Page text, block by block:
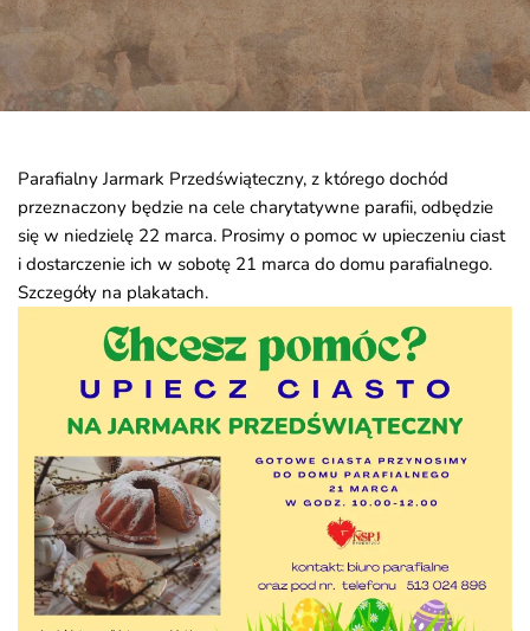
Parafialny Jarmark Przedświąteczny, z którego dochód
przeznaczony będzie na cele charytatywne parafii, odbędzie
się w niedzielę 22 marca. Prosimy o pomoc w upieczeniu ciast
i dostarczenie ich w sobotę 21 marca do domu parafialnego.
Szczegóły na plakatach.